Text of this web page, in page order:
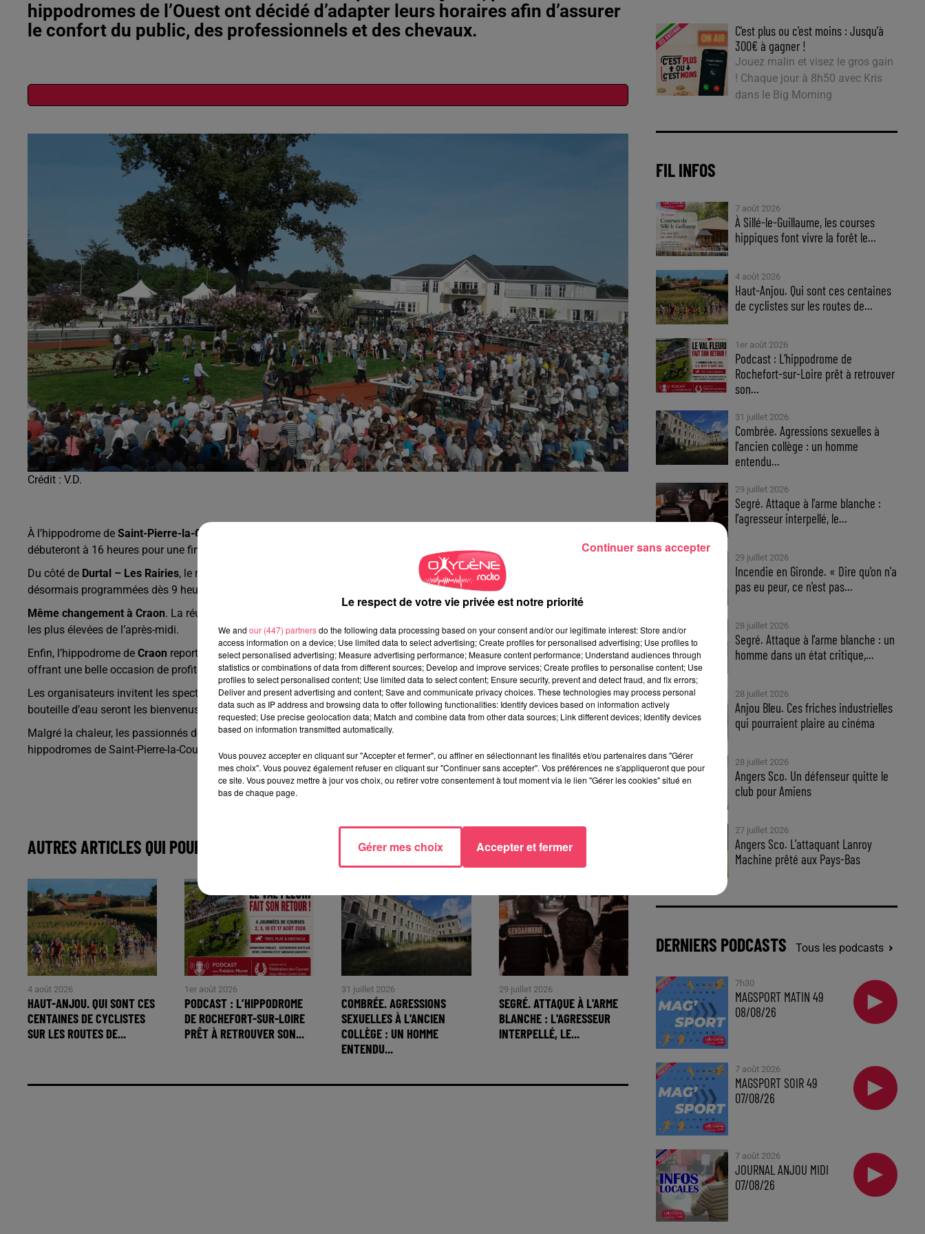
hippodromes de l’Ouest ont décidé d’adapter leurs horaires afin d’assurer
le confort du public, des professionnels et des chevaux.
Crédit : V.D.
À l’hippodrome de Saint-Pierre-la-Cour
débuteront à 16 heures pour une fin de journée placée sous le signe des courses hippiques.
Du côté de Durtal – Les Rairies, le rendez-vous du dimanche 21 juin devient matinal. Les premières opérations sont
désormais programmées dès 9 heures.
Même changement à Craon. La réunion du
les plus élevées de l’après-midi.
Enfin, l’hippodrome de Craon reporte sa réunion de ce lundi 22 juin au lundi 6 juillet. Les opérations débuteront à17 heures,
offrant une belle occasion de profiter des courses en soirée entre collègues ou entre amis.
Les organisateurs invitent les spectateurs à prendre quelques précautions : chapeau, lunettes de soleil, crème solaire et
bouteille d’eau seront les bienvenus pour profiter pleinement du spectacle.
Malgré la chaleur, les passionnés de courses hippiques pourront ainsi vivre un week-end riche en émotions sur les
hippodromes de Saint-Pierre-la-Cour, Durtal et Craon dans une ambiance estivale.
AUTRES ARTICLES QUI POURRAIENT VOUS INTÉRESSER
4 août 2026
HAUT-ANJOU. QUI SONT CES
CENTAINES DE CYCLISTES
SUR LES ROUTES DE...
1er août 2026
PODCAST : L’HIPPODROME
DE ROCHEFORT-SUR-LOIRE
PRÊT À RETROUVER SON...
31 juillet 2026
COMBRÉE. AGRESSIONS
SEXUELLES À L'ANCIEN
COLLÈGE : UN HOMME
ENTENDU...
29 juillet 2026
SEGRÉ. ATTAQUE À L'ARME
BLANCHE : L'AGRESSEUR
INTERPELLÉ, LE...
C'est plus ou c'est moins : Jusqu'à
300€ à gagner !
Jouez malin et visez le gros gain
! Chaque jour à 8h50 avec Kris
dans le Big Morning
FIL INFOS
7 août 2026
À Sillé-le-Guillaume, les courses
hippiques font vivre la forêt le...
4 août 2026
Haut-Anjou. Qui sont ces centaines
de cyclistes sur les routes de...
1er août 2026
Podcast : L’hippodrome de
Rochefort-sur-Loire prêt à retrouver
son...
31 juillet 2026
Combrée. Agressions sexuelles à
l'ancien collège : un homme
entendu...
29 juillet 2026
Segré. Attaque à l'arme blanche :
l'agresseur interpellé, le...
29 juillet 2026
Incendie en Gironde. « Dire qu'on n'a
pas eu peur, ce n'est pas...
28 juillet 2026
Segré. Attaque à l'arme blanche : un
homme dans un état critique,...
28 juillet 2026
Anjou Bleu. Ces friches industrielles
qui pourraient plaire au cinéma
28 juillet 2026
Angers Sco. Un défenseur quitte le
club pour Amiens
27 juillet 2026
Angers Sco. L'attaquant Lanroy
Machine prêté aux Pays-Bas
DERNIERS PODCASTS Tous les podcasts
7h30
MAGSPORT MATIN 49
08/08/26
7 août 2026
MAGSPORT SOIR 49
07/08/26
7 août 2026
JOURNAL ANJOU MIDI
07/08/26
Le respect de votre vie privée est notre priorité
We and our (447) partnersdo the following data processing based on your consent and/or our legitimate interest: Store and/or
access information on a device; Use limited data to select advertising; Create profiles for personalised advertising; Use profiles to
select personalised advertising; Measure advertising performance; Measure content performance; Understand audiences through
statistics or combinations of data from different sources; Develop and improve services; Create profiles to personalise content; Use
profiles to select personalised content; Use limited data to select content; Ensure security, prevent and detect fraud, and fix errors;
Deliver and present advertising and content; Save and communicate privacy choices. These technologies may process personal
data such as IP address and browsing data to offer following functionalities: Identify devices based on information actively
requested; Use precise geolocation data; Match and combine data from other data sources; Link different devices; Identify devices
based on information transmitted automatically.
Vous pouvez accepter en cliquant sur "Accepter et fermer", ou affiner en sélectionnant les finalités et/ou partenaires dans "Gérer
mes choix". Vous pouvez également refuser en cliquant sur "Continuer sans accepter". Vos préférences ne s'appliqueront que pour
ce site. Vous pouvez mettre à jour vos choix, ou retirer votre consentement à tout moment via le lien "Gérer les cookies" situé en
bas de chaque page.
Gérer mes choix Accepter et fermer
Continuer sans accepter